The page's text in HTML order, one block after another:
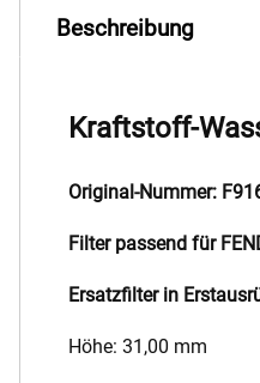
Beschreibung
Kraftstoff-
Original-Nummer:
Filter passend für
Ersatzfilter in
Höhe: 31,00 mm